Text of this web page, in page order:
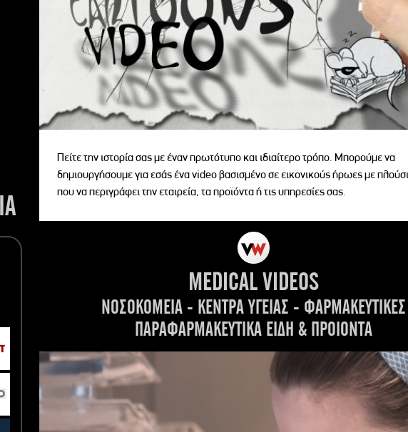
Πείτε την ιστορία σας με έναν πρωτότυπο και ιδιαίτερο τρόπο. Μπορούμε να
δημιουργήσουμε για εσάς ένα video βασισμένο σε εικονικούς ήρωες με
που να περιγράφει την εταιρεία, τα προϊόντα ή τις υπηρεσίες σας.
MEDICAL VIDEOS
ΝΟΣΟΚΟΜΕΙΑ - ΚΕΝΤΡΑ ΥΓΕΙΑΣ - ΦΑΡΜΑΚΕΥΤΙΚΕΣ
ΠΑΡΑΦΑΡΜΑΚΕΥΤΙΚΑ ΕΙΔΗ & ΠΡΟΙΟΝΤΑ